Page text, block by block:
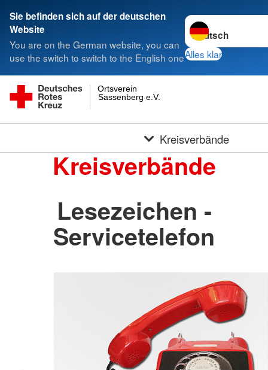
Sie befinden sich auf der deutschen
Website
You are on the German website, you can
use the switch to switch to the English one
Sprache wechseln
Alles klar
Sassenberg e.V.
Ortsverein
Kreisverbände
Kreisverbände
Lesezeichen -
Servicetelefon